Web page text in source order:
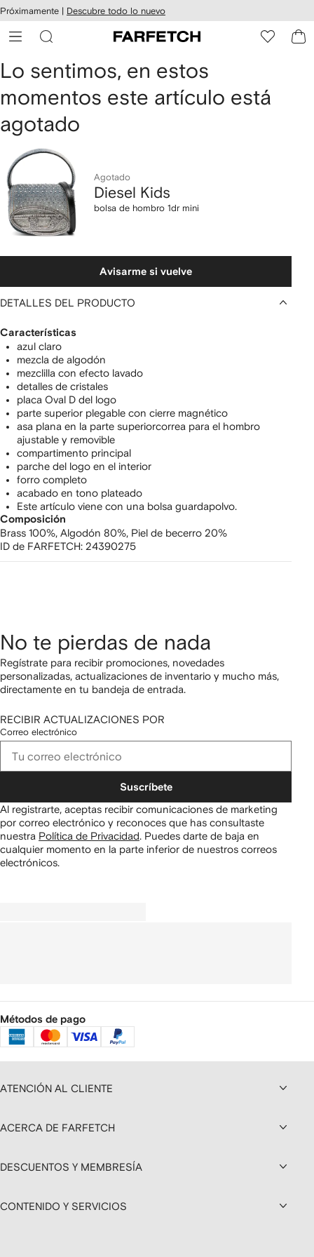
al
Próximamente | Descubre todo lo nuevo
Diesel
Kids
bolsa
de
hombro
1dr
mini
Lo sentimos, en estos
momentos este artículo está
agotado
Agotado
Diesel Kids
bolsa de hombro 1dr mini
Avisarme si vuelve
DETALLES DEL PRODUCTO
Características
azul claro
mezcla de algodón
mezclilla con efecto lavado
detalles de cristales
placa Oval D del logo
parte superior plegable con cierre magnético
asa plana en la parte superiorcorrea para el hombro
ajustable y removible
compartimento principal
parche del logo en el interior
forro completo
acabado en tono plateado
Este artículo viene con una bolsa guardapolvo.
Composición
Brass 100%, Algodón 80%, Piel de becerro 20%
ID de FARFETCH: 24390275
No te pierdas de nada
Regístrate para recibir promociones, novedades
personalizadas, actualizaciones de inventario y mucho más,
directamente en tu bandeja de entrada.
RECIBIR ACTUALIZACIONES POR
Correo electrónico
Suscríbete
Al registrarte, aceptas recibir comunicaciones de marketing
por correo electrónico y reconoces que has consultaste
nuestra Política de Privacidad. Puedes darte de baja en
cualquier momento en la parte inferior de nuestros correos
electrónicos.
Métodos de pago
ATENCIÓN AL CLIENTE
ACERCA DE FARFETCH
DESCUENTOS Y MEMBRESÍA
CONTENIDO Y SERVICIOS